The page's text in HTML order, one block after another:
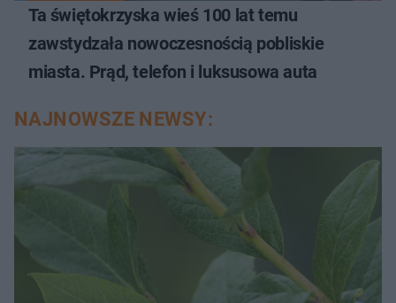
Ta świętokrzyska wieś 100 lat temu
zawstydzała nowoczesnością pobliskie
miasta. Prąd, telefon i luksusowa auta
NAJNOWSZE NEWSY: